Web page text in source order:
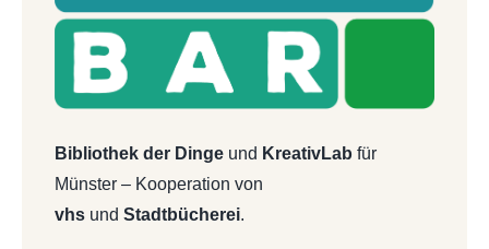
Bibliothek der Dingeund KreativLab für
Münster – Kooperation von
vhsund Stadtbücherei.